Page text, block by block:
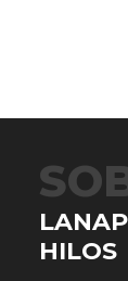
HILOS